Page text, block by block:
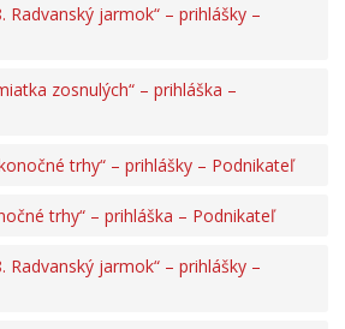
Radvanský jarmok“ – prihlášky –
zosnulých“ – prihláška –
trhy“ – prihlášky – Podnikateľ
trhy“ – prihláška – Podnikateľ
Radvanský jarmok“ – prihlášky –